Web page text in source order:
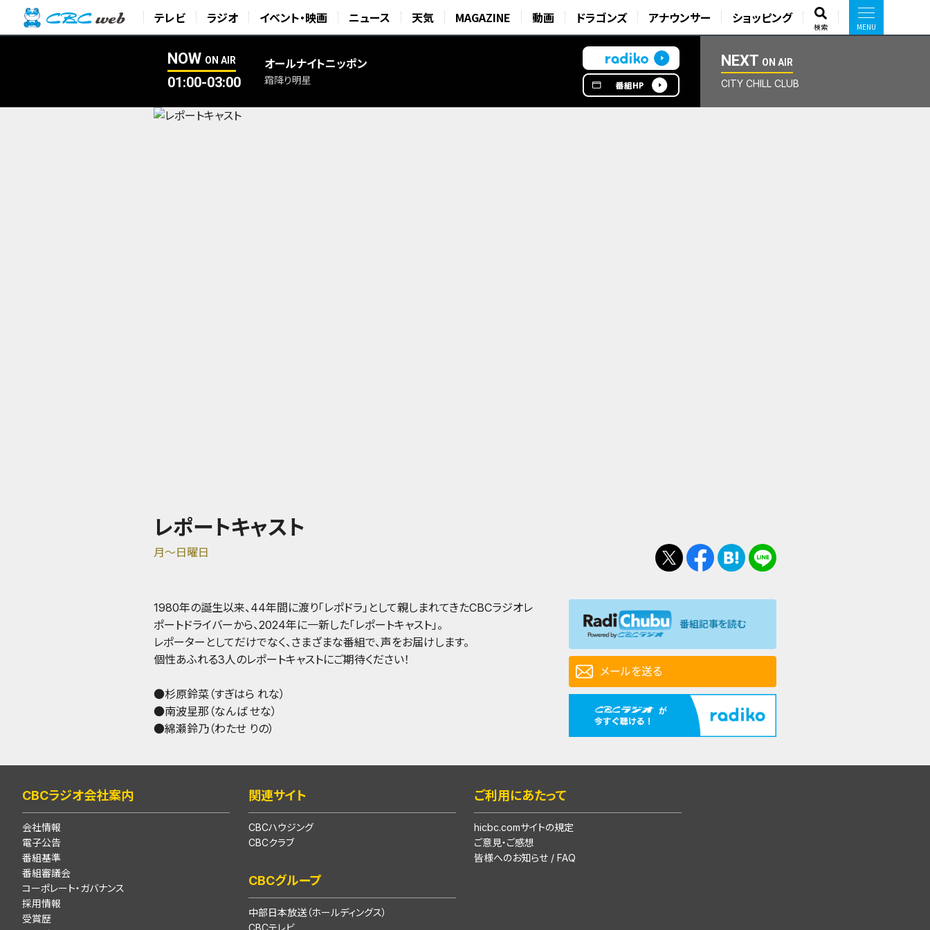
テレビ ラジオ イベント・映画 ニュース 天気 MAGAZINE 動画 ドラゴンズ アナウンサー ショッピング
検索
NOW ON AIR
01:00-03:00
オールナイトニッポン
霜降り明星
NEXT ON AIR
CITY CHILL CLUB
レポートキャスト
月～日曜日
1980年の誕生以来、44年間に渡り「レポドラ」として親しまれてきたCBCラジオレ
ポートドライバーから、2024年に一新した「レポートキャスト」。
レポーターとしてだけでなく、さまざまな番組で、声をお届けします。
個性あふれる3人のレポートキャストにご期待ください！
●杉原鈴菜（すぎはら れな）
●南波星那（なんば せな）
●綿瀬鈴乃（わたせ りの）
番組記事を読む
メールを送る
CBCラジオ会社案内
会社情報
電子公告
番組基準
番組審議会
コーポレート・ガバナンス
採用情報
受賞歴
関連サイト
CBCハウジング
CBCクラブ
CBCグループ
中部日本放送（ホールディングス）
CBCテレビ
ご利用にあたって
hicbc.comサイトの規定
ご意見・ご感想
皆様へのお知らせ / FAQ